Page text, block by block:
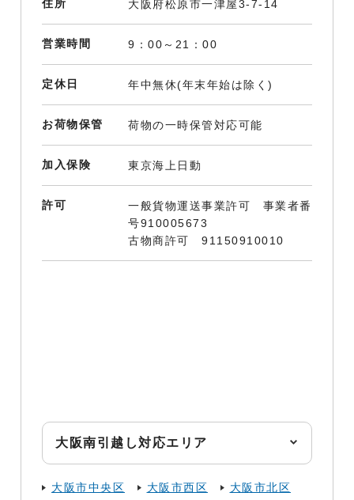
住所 大阪府松原市一津屋3-7-14
営業時間 9：00～21：00
定休日 年中無休(年末年始は除く)
お荷物保管 荷物の一時保管対応可能
加入保険 東京海上日動
許可
一般貨物運送事業許可 事業者番
号910005673
古物商許可 91150910010
大阪南引越し対応エリア
大阪市中央区 大阪市西区
大阪市北区